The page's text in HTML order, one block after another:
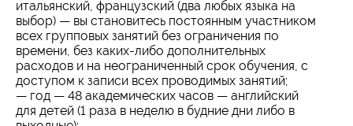
итальянский, французский (два любых языка на
выбор) — вы становитесь постоянным участником
всех групповых занятий без ограничения по
времени, без каких-либо дополнительных
расходов и на неограниченный срок обучения, с
доступом к записи всех проводимых занятий;
— год — 48 академических часов — английский
для детей (1 раза в неделю в будние дни либо в